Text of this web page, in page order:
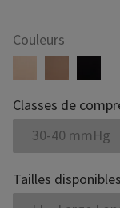
Couleurs
Classes de
30-40 mmHg
Tailles disponibles